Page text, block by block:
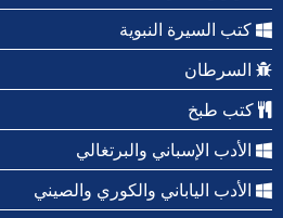
كتب السيرة النبوية
السرطان
كتب طبخ
الأدب الإسباني والبرتغالي
الأدب الياباني والكوري والصيني